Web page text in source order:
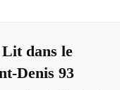
dans le
Denis 93